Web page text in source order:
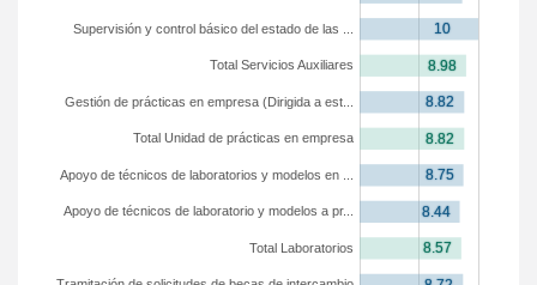
Total Laboratorios
Apoyo de técnicos de laboratorio y modelos a pr...
Apoyo de técnicos de laboratorios y modelos en ...
Total Unidad de prácticas en empresa
Gestión de prácticas en empresa (Dirigida a est...
Total Servicios Auxiliares
Supervisión y control básico del estado de las ...